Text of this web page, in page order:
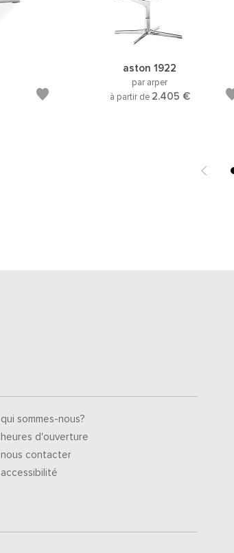
aston 1922
par arper
à partir de 2.405 €
qui sommes-nous?
heures d'ouverture
nous contacter
accessibilité